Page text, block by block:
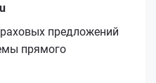
предложений
прямого